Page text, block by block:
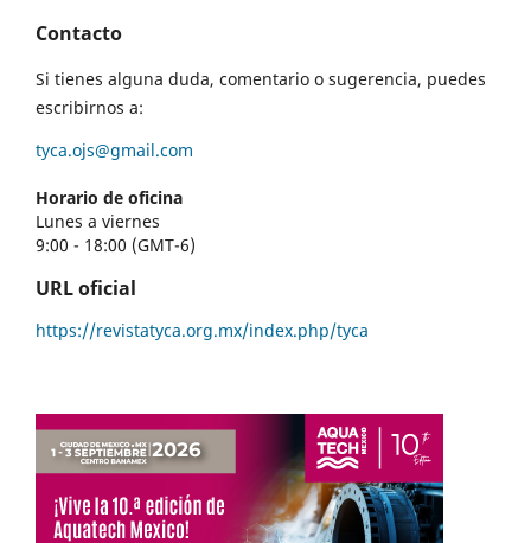
Contacto
Si tienes alguna duda, comentario o sugerencia, puedes
escribirnos a:
tyca.ojs@gmail.com
Horario de oficina
Lunes a viernes
9:00 - 18:00 (GMT-6)
URL oficial
https://revistatyca.org.mx/index.php/tyca